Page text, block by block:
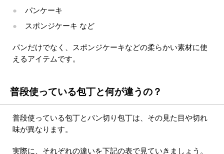
パンケーキ
スポンジケーキ など
パンだけでなく、スポンジケーキなどの柔らかい素材に使
えるアイテムです。
普段使っている包丁と何が違うの？
普段使っている包丁とパン切り包丁は、その見た目や切れ
味が異なります。
実際に、それぞれの違いを下記の表で見ていきましょう。